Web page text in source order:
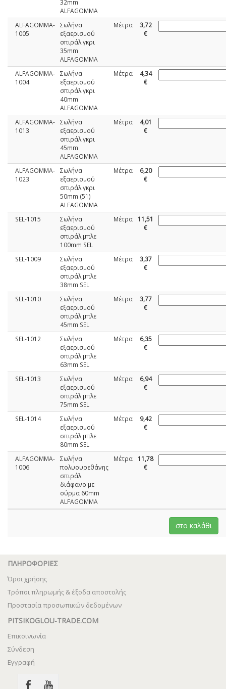
32mm
ALFAGOMMA
ALFAGOMMA-
1005
Σωλήνα
εξαερισμού
σπιράλ γκρι
35mm
ALFAGOMMA
Μέτρα
3,72
€
ALFAGOMMA-
1004
Σωλήνα
εξαερισμού
σπιράλ γκρι
40mm
ALFAGOMMA
Μέτρα
4,34
€
ALFAGOMMA-
1013
Σωλήνα
εξαερισμού
σπιράλ γκρι
45mm
ALFAGOMMA
Μέτρα
4,01
€
ALFAGOMMA-
1023
Σωλήνα
εξαερισμού
σπιράλ γκρι
50mm (51)
ALFAGOMMA
Μέτρα
6,20
€
SEL-1015
Σωλήνα
εξαερισμού
σπιράλ μπλε
100mm SEL
Μέτρα
11,51
€
SEL-1009
Σωλήνα
εξαερισμού
σπιράλ μπλε
38mm SEL
Μέτρα
3,37
€
SEL-1010
Σωλήνα
εξαερισμού
σπιράλ μπλε
45mm SEL
Μέτρα
3,77
€
SEL-1012
Σωλήνα
εξαερισμού
σπιράλ μπλε
63mm SEL
Μέτρα
6,35
€
SEL-1013
Σωλήνα
εξαερισμού
σπιράλ μπλε
75mm SEL
Μέτρα
6,94
€
SEL-1014
Σωλήνα
εξαερισμού
σπιράλ μπλε
80mm SEL
Μέτρα
9,42
€
ALFAGOMMA-
1006
Σωλήνα
πολυουρεθάνης
σπιράλ
διάφανο με
σύρμα 60mm
ALFAGOMMA
Μέτρα
11,78
€
ΠΛΗΡΟΦΟΡΙΕΣ
Όροι χρήσης
Τρόποι πληρωμής & έξοδα αποστολής
Προστασία προσωπικών δεδομένων
PITSIKOGLOU-TRADE.COM
Επικοινωνία
Σύνδεση
Εγγραφή